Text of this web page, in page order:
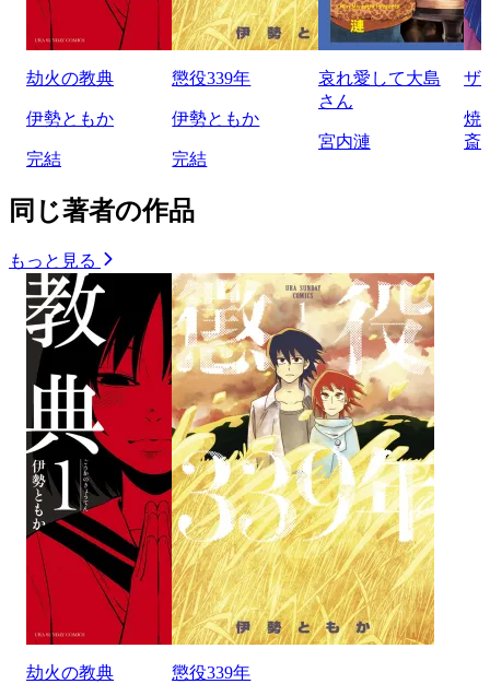
劫火の教典
伊勢ともか
完結
懲役339年
伊勢ともか
完結
哀れ愛して大島
さん
宮内漣
ザ
焼
斎
同じ著者の作品
もっと見る
劫火の教典 懲役339年